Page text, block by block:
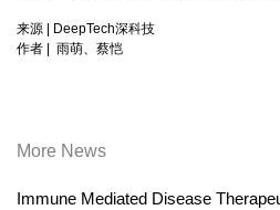
来源 | DeepTech深科技
作者 | 雨萌、蔡恺
More News
Immune Mediated Disease